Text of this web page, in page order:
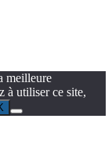
meilleure
à utiliser ce site,